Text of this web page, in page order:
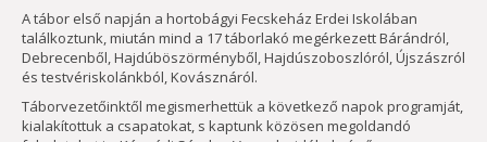
A tábor első napján a hortobágyi Fecskeház Erdei Iskolában
találkoztunk, miután mind a 17 táborlakó megérkezett Bárándról,
Debrecenből, Hajdúböszörményből, Hajdúszoboszlóról, Újszászról
és testvériskolánkból, Kovásznáról.
Táborvezetőinktől megismerhettük a következő napok programját,
kialakítottuk a csapatokat, s kaptunk közösen megoldandó